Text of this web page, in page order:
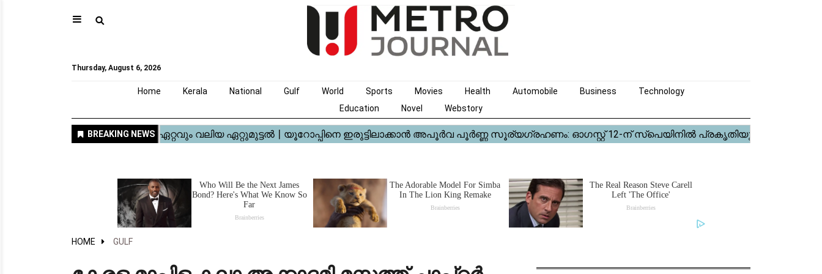
⚲
Thursday, August 6, 2026
Home Kerala National Gulf World Sports Movies Health Automobile Business
Technology
Education
Novel Webstory
HOME GULF